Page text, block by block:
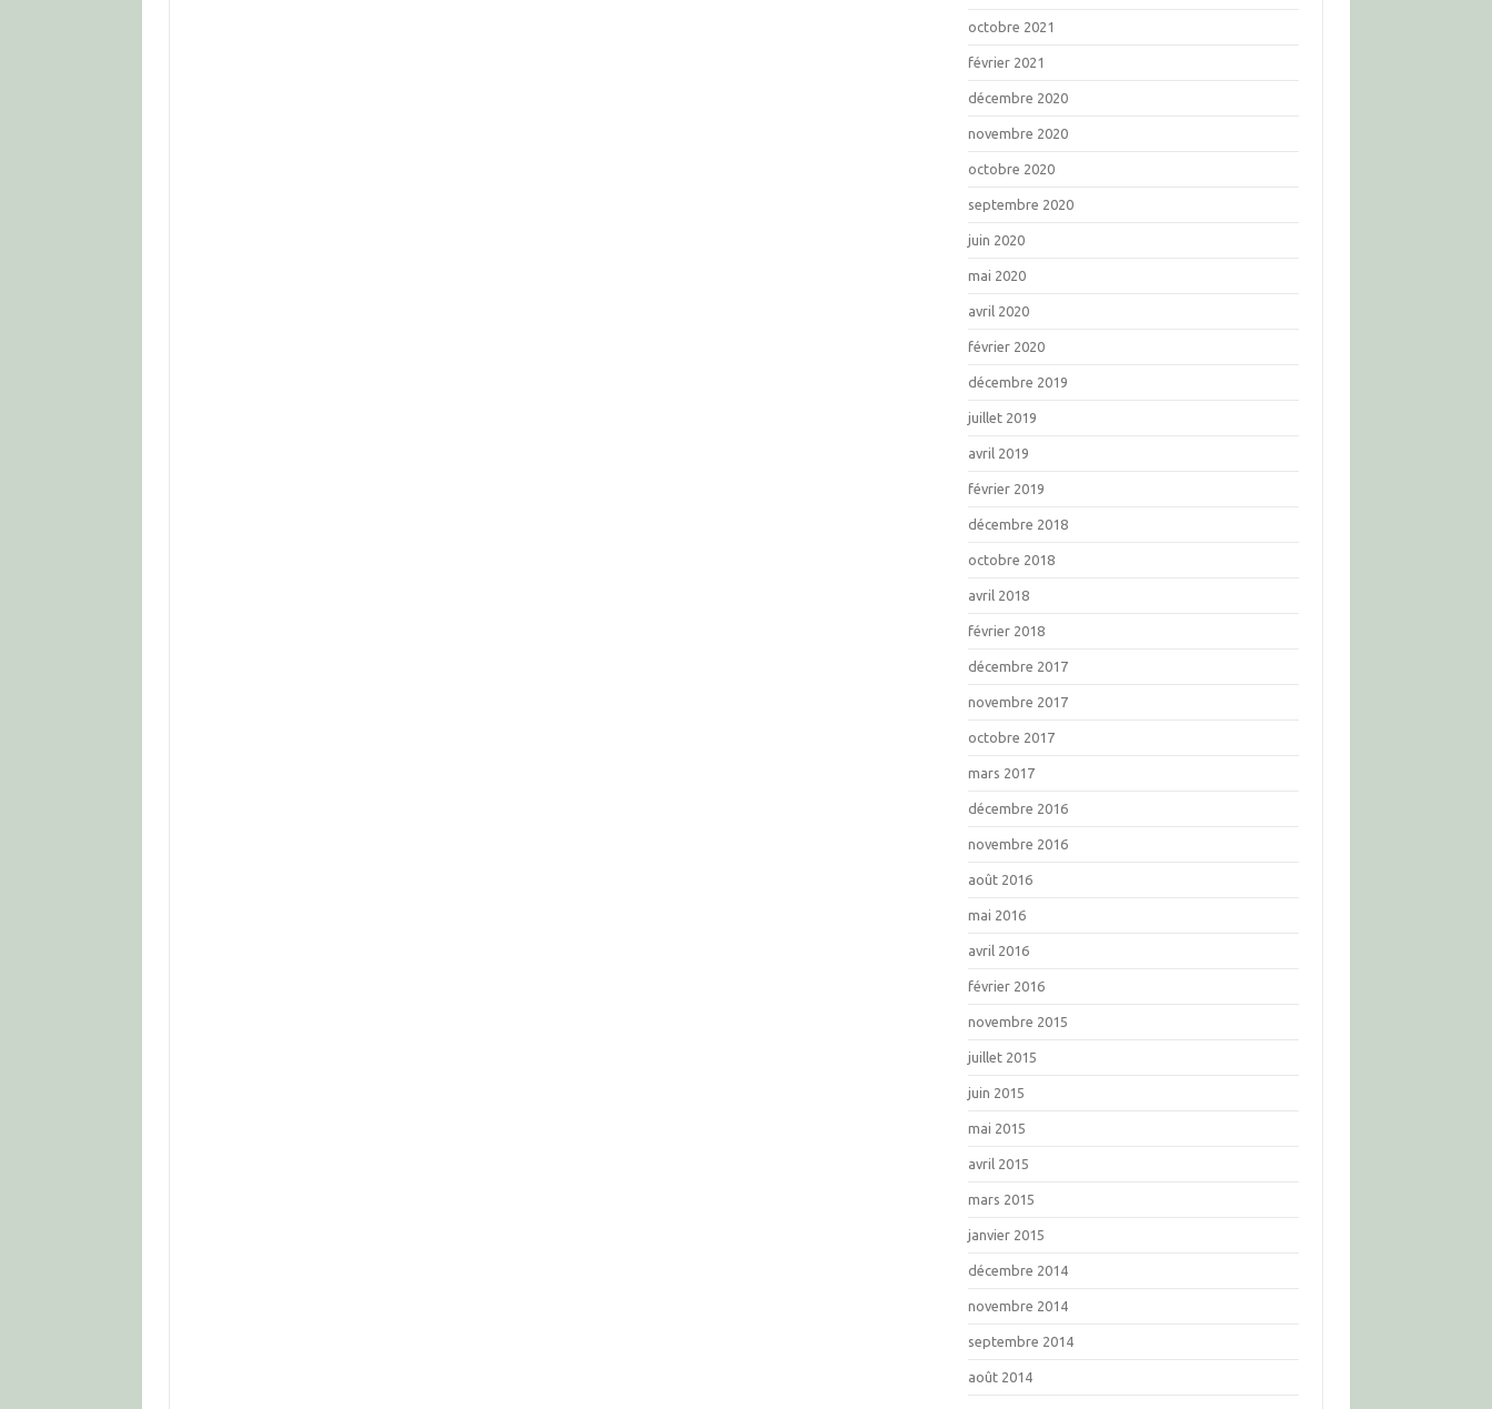
octobre 2021
février 2021
décembre 2020
novembre 2020
octobre 2020
septembre 2020
juin 2020
mai 2020
avril 2020
février 2020
décembre 2019
juillet 2019
avril 2019
février 2019
décembre 2018
octobre 2018
avril 2018
février 2018
décembre 2017
novembre 2017
octobre 2017
mars 2017
décembre 2016
novembre 2016
août 2016
mai 2016
avril 2016
février 2016
novembre 2015
juillet 2015
juin 2015
mai 2015
avril 2015
mars 2015
janvier 2015
décembre 2014
novembre 2014
septembre 2014
août 2014